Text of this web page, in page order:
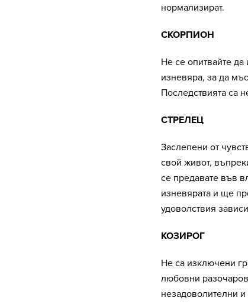
нормализират.
СКОРПИОН
Не се опитвайте
изневяра, за да
Последствията са
СТРЕЛЕЦ
Заслепени от
свой живот,
се предавате във
изневярата и ще
удоволствия
КОЗИРОГ
Не са изключени
любовни
незадоволителни и